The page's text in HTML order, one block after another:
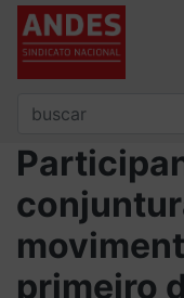
primeiro